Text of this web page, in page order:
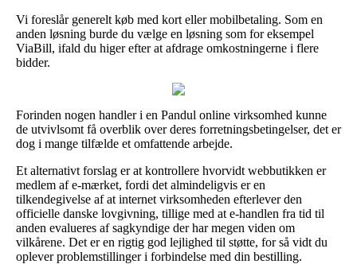
Vi foreslår generelt køb med kort eller mobilbetaling. Som en
anden løsning burde du vælge en løsning som for eksempel
ViaBill, ifald du higer efter at afdrage omkostningerne i flere
bidder.
Forinden nogen handler i en Pandul online virksomhed kunne
de utvivlsomt få overblik over deres forretningsbetingelser, det er
dog i mange tilfælde et omfattende arbejde.
Et alternativt forslag er at kontrollere hvorvidt webbutikken er
medlem af e-mærket, fordi det almindeligvis er en
tilkendegivelse af at internet virksomheden efterlever den
officielle danske lovgivning, tillige med at e-handlen fra tid til
anden evalueres af sagkyndige der har megen viden om
vilkårene. Det er en rigtig god lejlighed til støtte, for så vidt du
oplever problemstillinger i forbindelse med din bestilling.